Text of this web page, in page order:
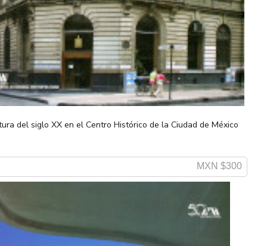
del siglo XX en el Centro Histórico de la Ciudad de México
MXN $300